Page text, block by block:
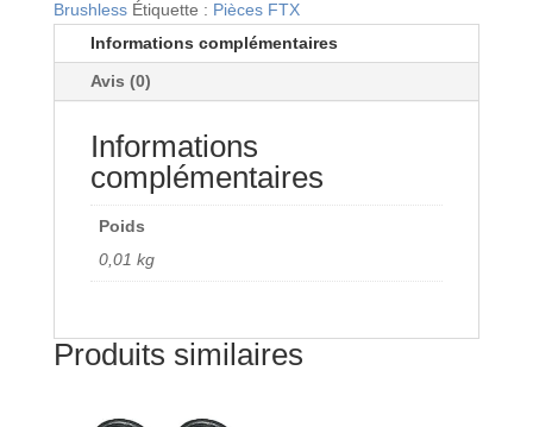
VANTAGE/CARNAGE/KANYON
SHOCK
2PCS
Brushless Étiquette : Pièces FTX
Informations complémentaires
Avis (0)
Informations
complémentaires
Poids
0,01 kg
Produits similaires